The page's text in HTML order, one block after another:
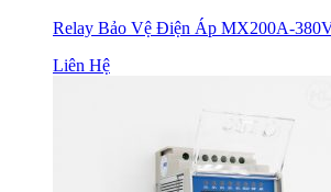
Relay Bảo Vệ Điện Áp MX200A-
Liên Hệ